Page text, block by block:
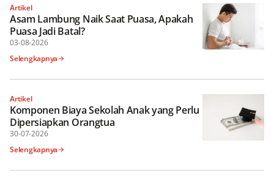
Artikel
Asam Lambung Naik Saat Puasa, Apakah
Puasa Jadi Batal?
03-08-2026
Selengkapnya
Artikel
Komponen Biaya Sekolah Anak yang Perlu
Dipersiapkan Orangtua
30-07-2026
Selengkapnya